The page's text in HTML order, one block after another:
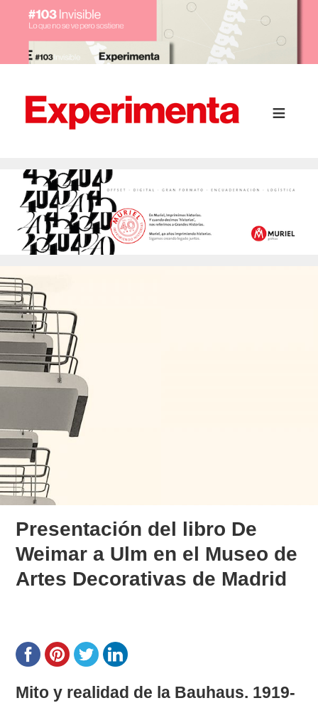
Presentación del libro De
Weimar a Ulm en el Museo de
Artes Decorativas de Madrid
Mito y realidad de la Bauhaus. 1919-